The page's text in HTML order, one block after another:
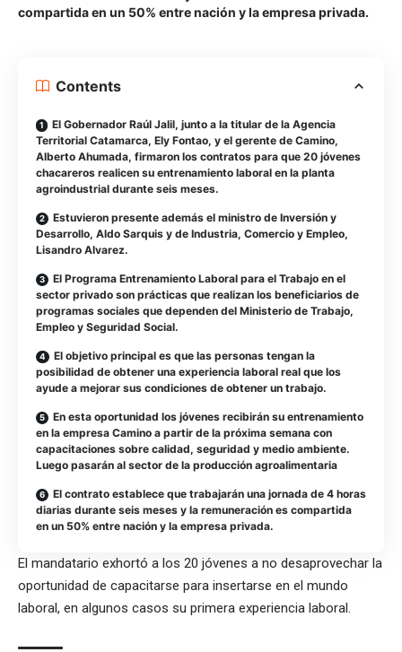
compartida en un 50% entre nación y la empresa privada.
Contents
El Gobernador Raúl Jalil, junto a la titular de la Agencia
Territorial Catamarca, Ely Fontao, y el gerente de Camino,
Alberto Ahumada, firmaron los contratos para que 20 jóvenes
chacareros realicen su entrenamiento laboral en la planta
agroindustrial durante seis meses.
Estuvieron presente además el ministro de Inversión y
Desarrollo, Aldo Sarquis y de Industria, Comercio y Empleo,
Lisandro Alvarez.
El Programa Entrenamiento Laboral para el Trabajo en el
sector privado son prácticas que realizan los beneficiarios de
programas sociales que dependen del Ministerio de Trabajo,
Empleo y Seguridad Social.
El objetivo principal es que las personas tengan la
posibilidad de obtener una experiencia laboral real que los
ayude a mejorar sus condiciones de obtener un trabajo.
En esta oportunidad los jóvenes recibirán su entrenamiento
en la empresa Camino a partir de la próxima semana con
capacitaciones sobre calidad, seguridad y medio ambiente.
Luego pasarán al sector de la producción agroalimentaria
El contrato establece que trabajarán una jornada de 4 horas
diarias durante seis meses y la remuneración es compartida
en un 50% entre nación y la empresa privada.
El mandatario exhortó a los 20 jóvenes a no desaprovechar la
oportunidad de capacitarse para insertarse en el mundo
laboral, en algunos casos su primera experiencia laboral.